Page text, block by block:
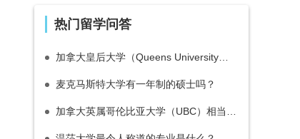
热门留学问答
麦克马斯特大学有一年制的硕士吗？